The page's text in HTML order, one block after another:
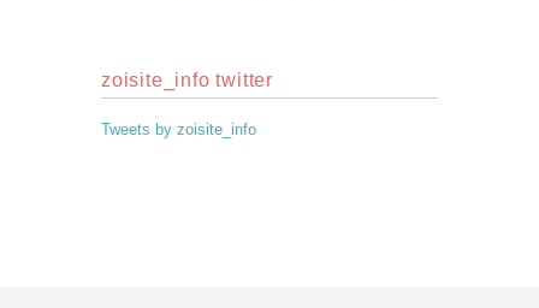
zoisite_info twitter
Tweets by zoisite_info